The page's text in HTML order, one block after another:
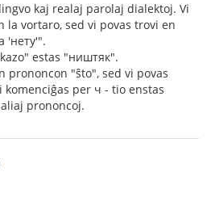
kaj realaj parolaj dialektoj. Vi
la vortaro, sed vi povas trovi en
'нету'".
estas "ништяк".
prononcon "ŝto", sed vi povas
per ч - tio enstas
prononcoj.